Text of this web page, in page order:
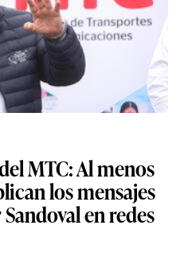
MTC: Al menos
los mensajes
en redes